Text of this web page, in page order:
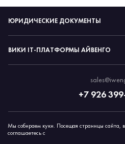
ЮРИДИЧЕСКИЕ ДОКУМЕНТЫ
ВИКИ IT-ПЛАТФОРМЫ АЙВЕНГО
+7 926
© 2026
Мы собираем куки. Посещая страницы сайта,
соглашаетесь с